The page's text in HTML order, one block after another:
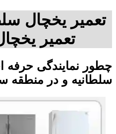
تعمیر یخچال
تعمیر
چطور نمایندگی حرفه
سلطانیه و در منطقه